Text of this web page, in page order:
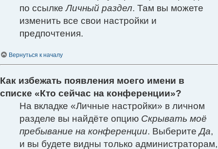
по ссылкеЛичный раздел. Там вы можете
изменить все свои настройки и
предпочтения.
Вернуться к началу
Как избежать появления моего имени в
списке «Кто сейчас на конференции»?
На вкладке «Личные настройки» в личном
разделе вы найдёте опцию Скрывать моё
пребывание на конференции. ВыберитеДа,
и вы будете видны только администраторам,